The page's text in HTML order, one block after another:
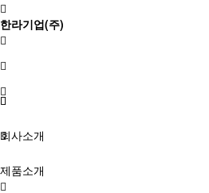
한라기업(주)
회사소개
제품소개